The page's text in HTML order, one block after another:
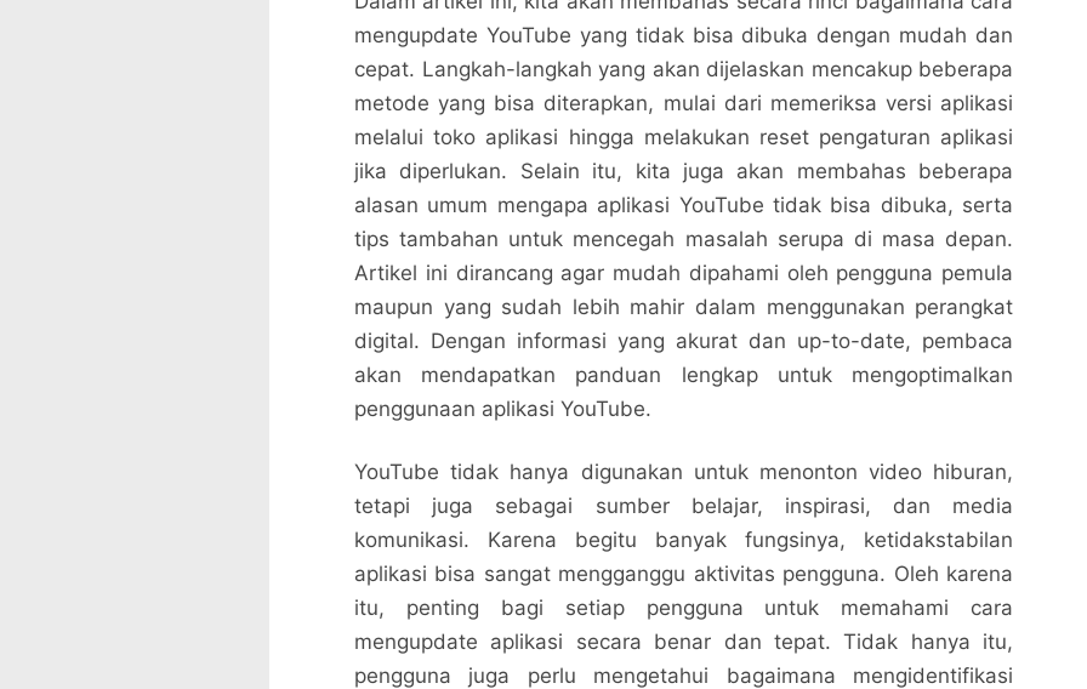
Cara Mengupdate YouTube yang Tidak Bisa Dibuka
dengan Mudah dan Cepat
Nalarrakyat.com - Media Kritis
Bagikan ke media lain
mengupdate YouTube yang tidak bisa dibuka dengan mudah dan
cepat. Langkah-langkah yang akan dijelaskan mencakup beberapa
metode yang bisa diterapkan, mulai dari memeriksa versi aplikasi
melalui toko aplikasi hingga melakukan reset pengaturan aplikasi
jika diperlukan. Selain itu, kita juga akan membahas beberapa
alasan umum mengapa aplikasi YouTube tidak bisa dibuka, serta
tips tambahan untuk mencegah masalah serupa di masa depan.
Artikel ini dirancang agar mudah dipahami oleh pengguna pemula
maupun yang sudah lebih mahir dalam menggunakan perangkat
digital. Dengan informasi yang akurat dan up-to-date, pembaca
akan mendapatkan panduan lengkap untuk mengoptimalkan
penggunaan aplikasi YouTube.
YouTube tidak hanya digunakan untuk menonton video hiburan,
tetapi juga sebagai sumber belajar, inspirasi, dan media
komunikasi. Karena begitu banyak fungsinya, ketidakstabilan
aplikasi bisa sangat mengganggu aktivitas pengguna. Oleh karena
itu, penting bagi setiap pengguna untuk memahami cara
mengupdate aplikasi secara benar dan tepat. Tidak hanya itu,
pengguna juga perlu mengetahui bagaimana mengidentifikasi
Cara Mengupdate YouTube yang Tidak Bisa Dibuka
dengan Mudah dan Cepat
Nalarrakyat.com - Media Kritis
Bagikan ke media lain